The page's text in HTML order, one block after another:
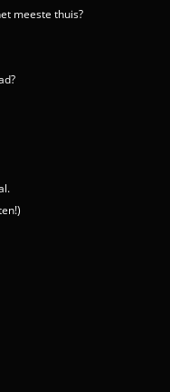
meeste thuis?